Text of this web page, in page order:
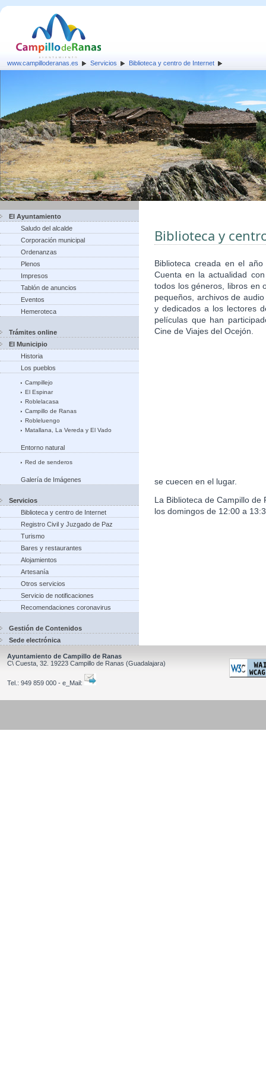
www.campilloderanas.es Servicios Biblioteca y centro de Internet
El Ayuntamiento
Saludo del alcalde
Corporación municipal
Ordenanzas
Plenos
Impresos
Tablón de anuncios
Eventos
Hemeroteca
Trámites online
El Municipio
Historia
Los pueblos
Campillejo
El Espinar
Roblelacasa
Campillo de Ranas
Robleluengo
Matallana, La Vereda y El Vado
Entorno natural
Red de senderos
Galería de Imágenes
Servicios
Biblioteca y centro de Internet
Registro Civil y Juzgado de Paz
Turismo
Bares y restaurantes
Alojamientos
Artesanía
Otros servicios
Servicio de notificaciones
Recomendaciones coronavirus
Gestión de Contenidos
Sede electrónica
Biblioteca y
Biblioteca creada en el
Cuenta en la actualidad
todos los géneros, libros en
pequeños, archivos de
y dedicados a los lectores
películas que han
Cine de Viajes del Ocejón.
se cuecen en el lugar.
La Biblioteca de Campillo
los domingos de 12:00 a
Ayuntamiento de Campillo de Ranas
C\ Cuesta, 32. 19223 Campillo de Ranas (Guadalajara)
Tel.: 949 859 000 - e_Mail: